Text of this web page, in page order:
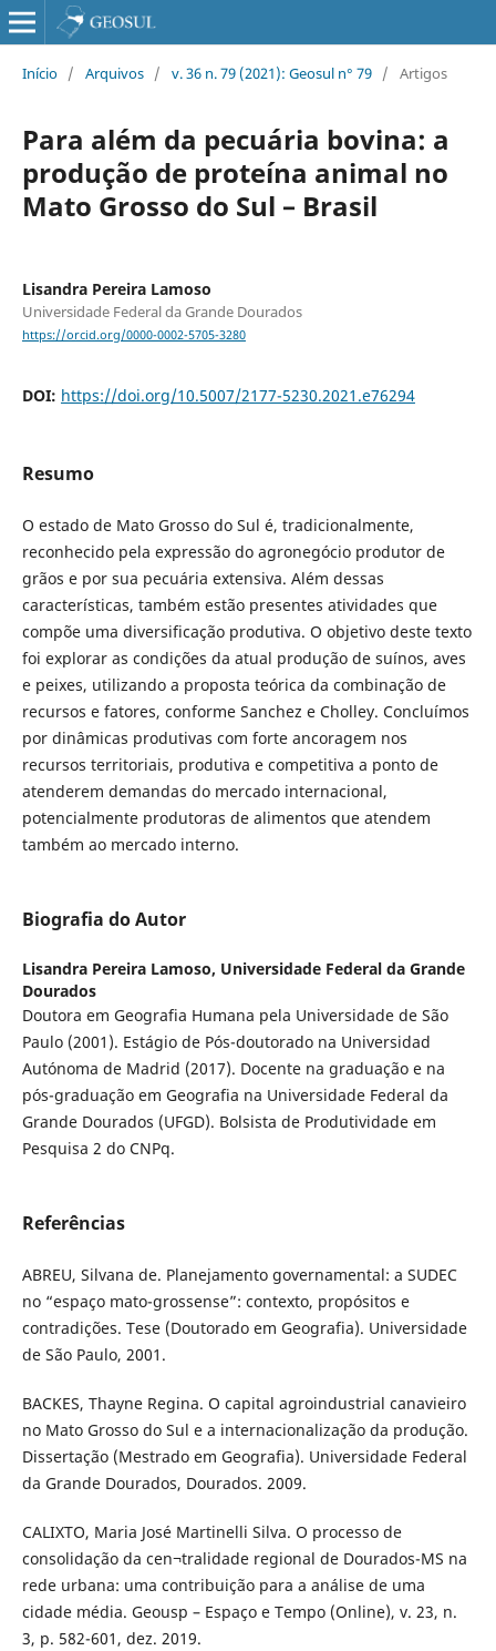
Início / Arquivos / v. 36 n. 79 (2021): Geosul n° 79 / Artigos
Para além da pecuária bovina: a
produção de proteína animal no
Mato Grosso do Sul – Brasil
Lisandra Pereira Lamoso
Universidade Federal da Grande Dourados
https://orcid.org/0000-0002-5705-3280
DOI: https://doi.org/10.5007/2177-5230.2021.e76294
Resumo
O estado de Mato Grosso do Sul é, tradicionalmente,
reconhecido pela expressão do agronegócio produtor de
grãos e por sua pecuária extensiva. Além dessas
características, também estão presentes atividades que
compõe uma diversificação produtiva. O objetivo deste texto
foi explorar as condições da atual produção de suínos, aves
e peixes, utilizando a proposta teórica da combinação de
recursos e fatores, conforme Sanchez e Cholley. Concluímos
por dinâmicas produtivas com forte ancoragem nos
recursos territoriais, produtiva e competitiva a ponto de
atenderem demandas do mercado internacional,
potencialmente produtoras de alimentos que atendem
também ao mercado interno.
Biografia do Autor
Lisandra Pereira Lamoso, Universidade Federal da Grande
Dourados
Doutora em Geografia Humana pela Universidade de São
Paulo (2001). Estágio de Pós-doutorado na Universidad
Autónoma de Madrid (2017). Docente na graduação e na
pós-graduação em Geografia na Universidade Federal da
Grande Dourados (UFGD). Bolsista de Produtividade em
Pesquisa 2 do CNPq.
Referências
ABREU, Silvana de. Planejamento governamental: a SUDEC
no “espaço mato-grossense”: contexto, propósitos e
contradições. Tese (Doutorado em Geografia). Universidade
de São Paulo, 2001.
BACKES, Thayne Regina. O capital agroindustrial canavieiro
no Mato Grosso do Sul e a internacionalização da produção.
Dissertação (Mestrado em Geografia). Universidade Federal
da Grande Dourados, Dourados. 2009.
CALIXTO, Maria José Martinelli Silva. O processo de
consolidação da cen¬tralidade regional de Dourados-MS na
rede urbana: uma contribuição para a análise de uma
cidade média. Geousp – Espaço e Tempo (Online), v. 23, n.
3, p. 582-601, dez. 2019.